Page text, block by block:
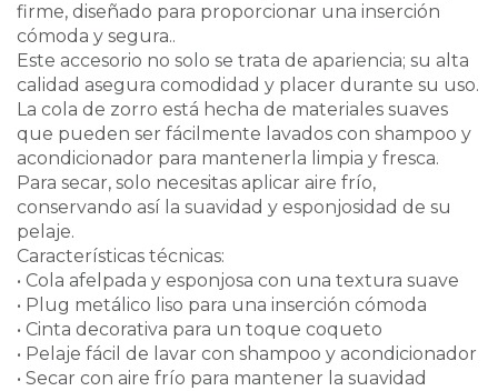
firme, diseñado para proporcionar una inserción
cómoda y segura..
Este accesorio no solo se trata de apariencia; su alta
calidad asegura comodidad y placer durante su uso.
La cola de zorro está hecha de materiales suaves
que pueden ser fácilmente lavados con shampoo y
acondicionador para mantenerla limpia y fresca.
Para secar, solo necesitas aplicar aire frío,
conservando así la suavidad y esponjosidad de su
pelaje.
Características técnicas:
• Cola afelpada y esponjosa con una textura suave
• Plug metálico liso para una inserción cómoda
• Cinta decorativa para un toque coqueto
• Pelaje fácil de lavar con shampoo y acondicionador
• Secar con aire frío para mantener la suavidad